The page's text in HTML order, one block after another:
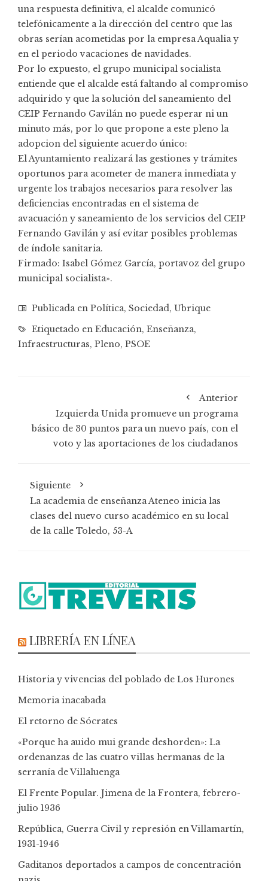
una respuesta definitiva, el alcalde comunicó
telefónicamente a la dirección del centro que las
obras serían acometidas por la empresa Aqualia y
en el periodo vacaciones de navidades.
Por lo expuesto, el grupo municipal socialista
entiende que el alcalde está faltando al compromiso
adquirido y que la solución del saneamiento del
CEIP Fernando Gavilán no puede esperar ni un
minuto más, por lo que propone a este pleno la
adopcion del siguiente acuerdo único:
El Ayuntamiento realizará las gestiones y trámites
oportunos para acometer de manera inmediata y
urgente los trabajos necesarios para resolver las
deficiencias encontradas en el sistema de
avacuación y saneamiento de los servicios del CEIP
Fernando Gavilán y así evitar posibles problemas
de índole sanitaria.
Firmado: Isabel Gómez García, portavoz del grupo
municipal socialista».
Publicada en Política, Sociedad, Ubrique
Etiquetado en Educación, Enseñanza,
Infraestructuras, Pleno, PSOE
Anterior
Izquierda Unida promueve un programa
básico de 30 puntos para un nuevo país, con el
voto y las aportaciones de los ciudadanos
Siguiente
La academia de enseñanza Ateneo inicia las
clases del nuevo curso académico en su local
de la calle Toledo, 53-A
LIBRERÍA EN LÍNEA
Historia y vivencias del poblado de Los Hurones
Memoria inacabada
El retorno de Sócrates
«Porque ha auido mui grande deshorden»: La
ordenanzas de las cuatro villas hermanas de la
serranía de Villaluenga
El Frente Popular. Jimena de la Frontera, febrero-
julio 1936
República, Guerra Civil y represión en Villamartín,
1931-1946
Gaditanos deportados a campos de concentración